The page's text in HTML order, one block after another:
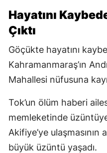
Hayatını
Çıktı
Göçükte hayatını
Kahramanmaraş’ın
Mahallesi nüfusuna
Tok’un ölüm haberi
memleketinde
Akifiye’ye ulaşmasının
büyük üzüntü yaşadı.